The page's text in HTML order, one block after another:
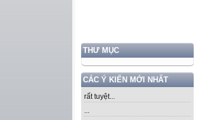
THƯ MỤC
CÁC Ý KIẾN MỚI NHẤT
rất tuyệt...
...